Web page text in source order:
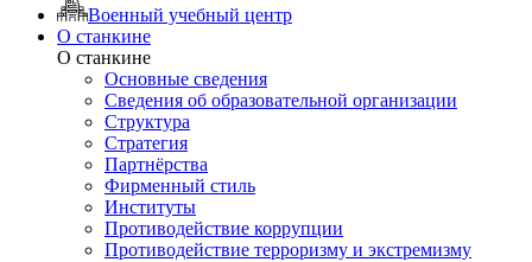
Военный учебный центр
О станкине
О станкине
Основные сведения
Сведения об образовательной организации
Структура
Стратегия
Партнёрства
Фирменный стиль
Институты
Противодействие коррупции
Противодействие терроризму и экстремизму